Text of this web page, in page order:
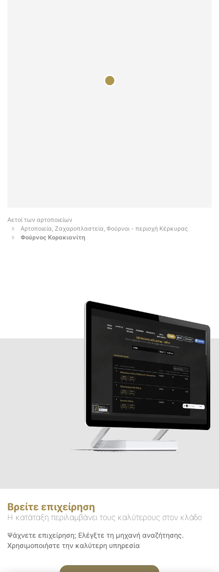
Αετοί των αρτοποιείων
Αρτοποιεία, Ζαχαροπλαστεία, Φούρνοι - περιοχή Κέρκυρας
Φούρνος Κορακιανίτη
Βρείτε επιχείρηση
Η κατάταξη περιλαμβάνει τους καλύτερους στον κλάδο
Ψάχνετε επιχείρηση; Ελέγξτε τη μηχανή αναζήτησης.
Χρησιμοποιήστε την καλύτερη υπηρεσία